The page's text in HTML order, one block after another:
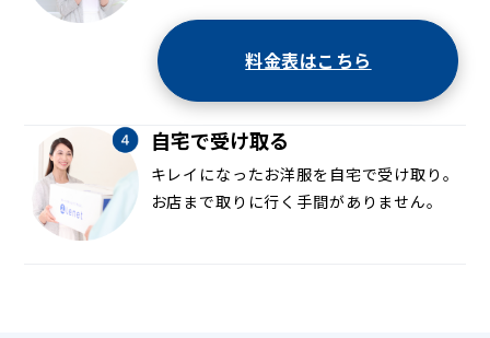
料金表はこちら
自宅で受け取る
キレイになったお洋服を自宅で受け取り。
お店まで取りに行く手間がありません。